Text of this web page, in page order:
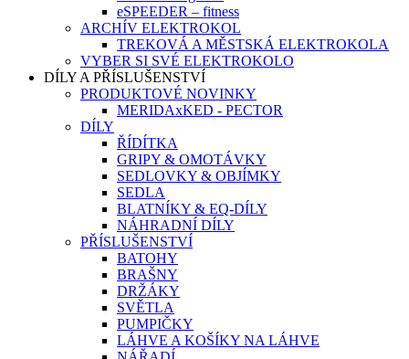
eSPEEDER – fitness
ARCHÍV ELEKTROKOL
TREKOVÁ A MĚSTSKÁ ELEKTROKOLA
VYBER SI SVÉ ELEKTROKOLO
DÍLY A PŘÍSLUŠENSTVÍ
PRODUKTOVÉ NOVINKY
MERIDAxKED - PECTOR
DÍLY
ŘÍDÍTKA
GRIPY & OMOTÁVKY
SEDLOVKY & OBJÍMKY
SEDLA
BLATNÍKY & EQ-DÍLY
NÁHRADNÍ DÍLY
PŘÍSLUŠENSTVÍ
BATOHY
BRAŠNY
DRŽÁKY
SVĚTLA
PUMPIČKY
LÁHVE A KOŠÍKY NA LÁHVE